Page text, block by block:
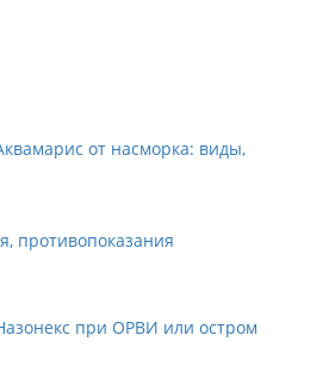
от насморка: виды,
противопоказания
при ОРВИ или остром